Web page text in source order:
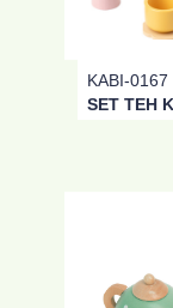
SET TEH
KABI-0167